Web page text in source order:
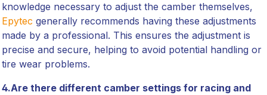
knowledge necessary to adjust the camber themselves,
Epytec generally recommends having these adjustments
made by a professional. This ensures the adjustment is
precise and secure, helping to avoid potential handling or
tire wear problems.
4.Are there different camber settings for racing and